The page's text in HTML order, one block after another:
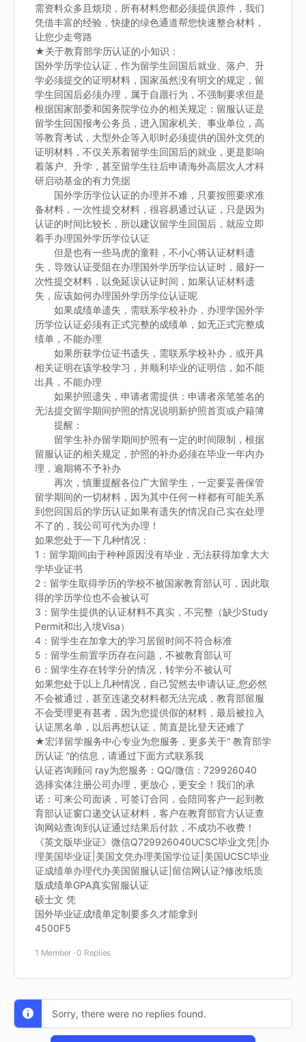
需资料众多且烦琐，所有材料您都必须提供原件，我们
凭借丰富的经验，快捷的绿色通道帮您快速整合材料，
让您少走弯路
★关于教育部学历认证的小知识：
国外学历学位认证，作为留学生回国后就业、落户、升
学必须提交的证明材料，国家虽然没有明文的规定，留
学生回国后必须办理，属于自愿行为，不强制要求但是
根据国家部委和国务院学位办的相关规定：留服认证是
留学生回国报考公务员，进入国家机关、事业单位，高
等教育考试，大型外企等入职时必须提供的国外文凭的
证明材料，不仅关系着留学生回国后的就业，更是影响
着落户、升学，甚至留学生往后申请海外高层次人才科
研启动基金的有力凭据
国外学历学位认证的办理并不难，只要按照要求准
备材料，一次性提交材料，很容易通过认证，只是因为
认证的时间比较长，所以建议留学生回国后，就应立即
着手办理国外学历学位认证
但是也有一些马虎的童鞋，不小心将认证材料遗
失，导致认证受阻在办理国外学历学位认证时，最好一
次性提交材料，以免延误认证时间，如果认证材料遗
失，应该如何办理国外学历学位认证呢
如果成绩单遗失，需联系学校补办，办理学国外学
历学位认证必须有正式完整的成绩单，如无正式完整成
绩单，不能办理
如果所获学位证书遗失，需联系学校补办，或开具
相关证明在该学校学习，并顺利毕业的证明信，如不能
出具，不能办理
如果护照遗失，申请者需提供：申请者亲笔签名的
无法提交留学期间护照的情况说明新护照首页或户籍簿
提醒：
留学生补办留学期间护照有一定的时间限制，根据
留服认证的相关规定，护照的补办必须在毕业一年内办
理，逾期将不予补办
再次，慎重提醒各位广大留学生，一定要妥善保管
留学期间的一切材料，因为其中任何一样都有可能关系
到您回国后的学历认证如果有遗失的情况自己实在处理
不了的，我公司可代为办理！
如果您处于一下几种情况：
1：留学期间由于种种原因没有毕业，无法获得加拿大大
学毕业证书
2：留学生取得学历的学校不被国家教育部认可，因此取
得的学历学位也不会被认可
3：留学生提供的认证材料不真实，不完整（缺少Study
Permit和出入境Visa）
4：留学生在加拿大的学习居留时间不符合标准
5：留学生前置学历存在问题，不被教育部认可
6：留学生存在转学分的情况，转学分不被认可
如果您处于以上几种情况，自己贸然去申请认证,您必然
不会被通过，甚至连递交材料都无法完成，教育部留服
不会受理更有甚者，因为您提供假的材料，最后被拉入
认证黑名单，以后再想认证，简直是比登天还难了
★宏洋留学服务中心专业为您服务，更多关于“ 教育部学
历认证 ”的信息，请通过下面方式联系我
认证咨询顾问 ray为您服务：QQ/微信：729926040
选择实体注册公司办理，更放心，更安全！我们的承
诺：可来公司面谈，可签订合同，会陪同客户一起到教
育部认证窗口递交认证材料，客户在教育部官方认证查
询网站查询到认证通过结果后付款，不成功不收费！
《英文版毕业证》微信Q729926040UCSC毕业文凭|办
理美国毕业证|美国文凭办理美国学位证|美国UCSC毕业
证成绩单办理代办美国留服认证|留信网认证?修改纸质
版成绩单GPA真实留服认证
硕士文 凭
国外毕业证成绩单定制要多久才能拿到
4500F5
1 Member ·0 Replies
Sorry, there were no replies found.